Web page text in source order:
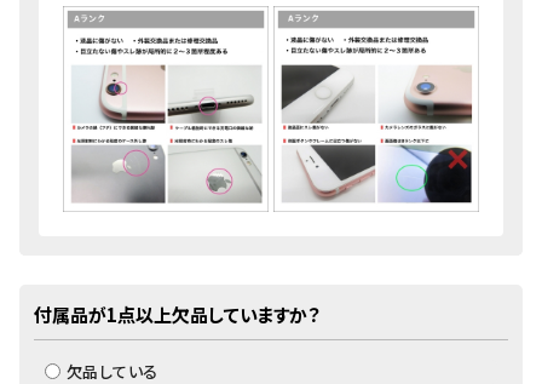
付属品が1点以上欠品していますか？
欠品している